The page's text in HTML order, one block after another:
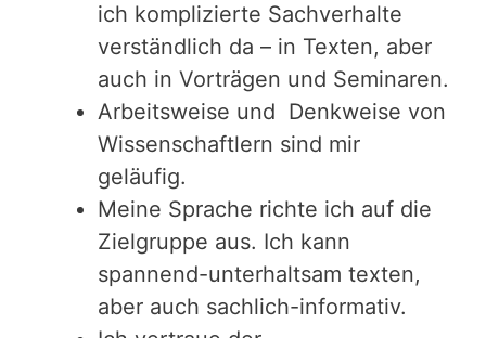
ich komplizierte Sachverhalte
verständlich da – in Texten, aber
auch in Vorträgen und Seminaren.
Arbeitsweise und Denkweise von
Wissenschaftlern sind mir
geläufig.
Meine Sprache richte ich auf die
Zielgruppe aus. Ich kann
spannend-unterhaltsam texten,
aber auch sachlich-informativ.